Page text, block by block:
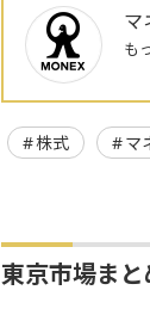
マ
も
株式 マ
東京市場まと